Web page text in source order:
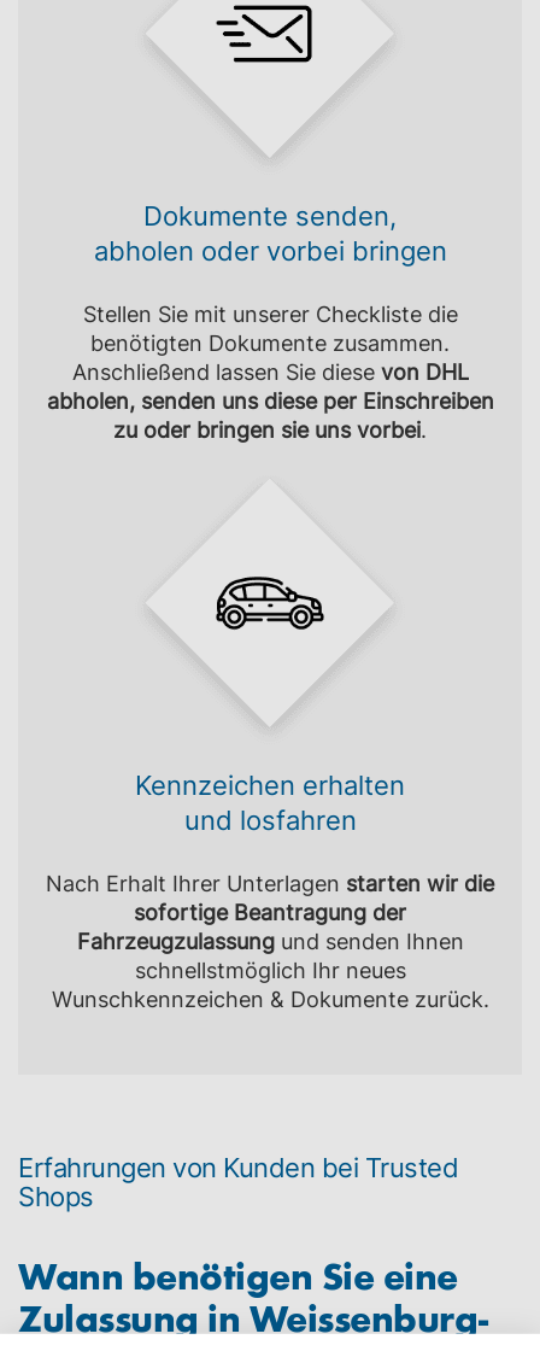
Dokumente senden,
abholen oder vorbei bringen
Stellen Sie mit unserer Checkliste die
benötigten Dokumente zusammen.
Anschließend lassen Sie diese von DHL
abholen, senden uns diese per Einschreiben
zu oder bringen sie uns vorbei.
Kennzeichen erhalten
und losfahren
Nach Erhalt Ihrer Unterlagen starten wir die
sofortige Beantragung der
Fahrzeugzulassungund senden Ihnen
schnellstmöglich Ihr neues
Wunschkennzeichen & Dokumente zurück.
Erfahrungen von Kunden bei Trusted
Shops
Wann benötigen Sie eine
Zulassung inWeissenburg-